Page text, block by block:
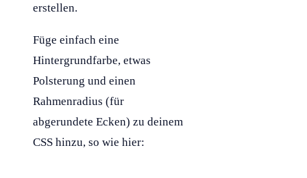
erstellen.
Füge einfach eine
Hintergrundfarbe, etwas
Polsterung und einen
Rahmenradius (für
abgerundete Ecken) zu deinem
CSS hinzu, so wie hier: